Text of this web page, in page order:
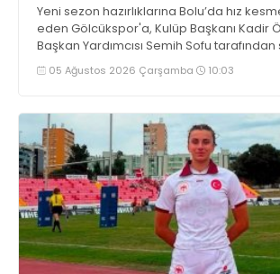
Yeni sezon hazırlıklarına Bolu’da hız
eden Gölcükspor'a, Kulüp Başkanı Kadir
Başkan Yardımcısı Semih Sofu
moral ziyareti gerçekleştirildi
05 Ağustos 2026 Çarşamba 10:03